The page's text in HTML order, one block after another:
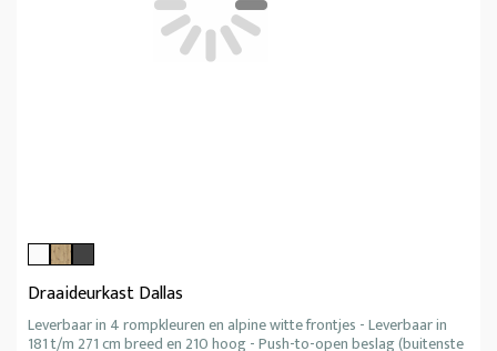
Draaideurkast Dallas
Leverbaar in 4 rompkleuren en alpine witte frontjes - Leverbaar in
181 t/m 271 cm breed en 210 hoog - Push-to-open beslag (buitenste